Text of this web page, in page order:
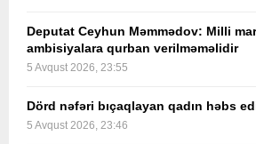
Deputat Ceyhun Məmmədov: Milli
ambisiyalara qurban verilməməlidir
5 Avqust 2026, 23:55
Dörd nəfəri bıçaqlayan qadın həbs
5 Avqust 2026, 23:46